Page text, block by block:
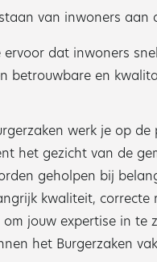
van inwoners aan
ervoor dat inwoners
betrouwbare en
werk je op
het gezicht van de
geholpen bij
kwaliteit,
jouw expertise in te
het Burgerzaken